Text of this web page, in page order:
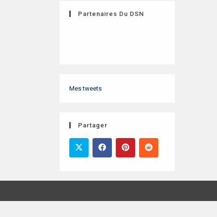
Partenaires Du DSN
Mes tweets
Partager